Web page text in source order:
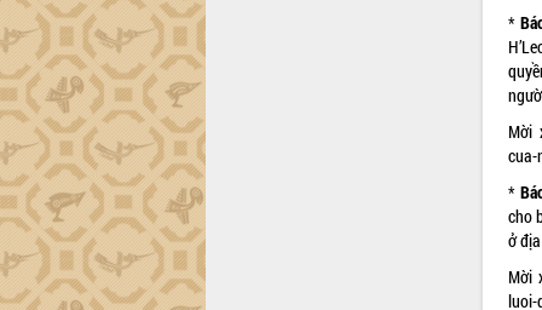
*
Mời
cua-
*
cho
ở
Mời
luoi-